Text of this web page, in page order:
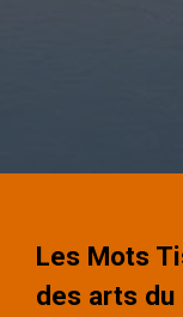
Les Mots
des arts du